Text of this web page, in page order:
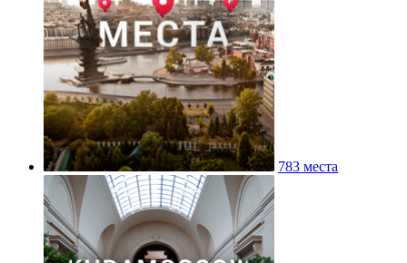
783 места